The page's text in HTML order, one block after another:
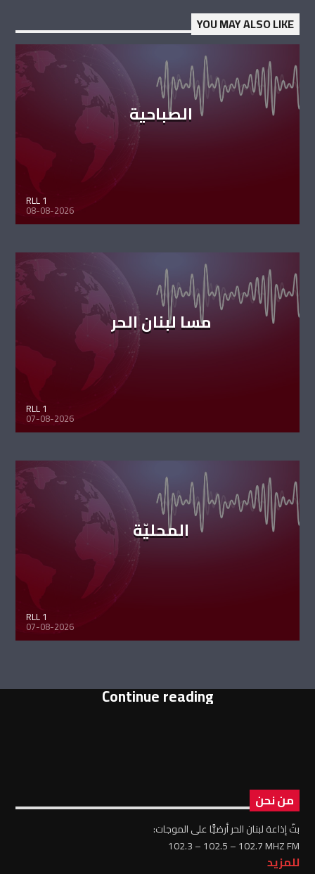
YOU MAY ALSO LIKE
الصباحية
RLL 1
08-08-2026
مسا لبنان الحر
RLL 1
07-08-2026
المحليّة
RLL 1
07-08-2026
Continue reading
من نحن
بثّ إذاعة لبنان الحر أرضيًّا على الموجات:
102.3 – 102.5 – 102.7 MHZ FM
للمزيد